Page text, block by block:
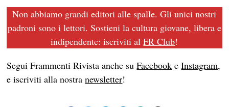
Non abbiamo grandi editori alle spalle. Gli unici nostri
padroni sono i lettori. Sostieni la cultura giovane, libera e
indipendente: iscriviti alFR Club!
Segui Frammenti Rivista anche suFacebook eInstagram,
e iscriviti alla nostranewsletter!